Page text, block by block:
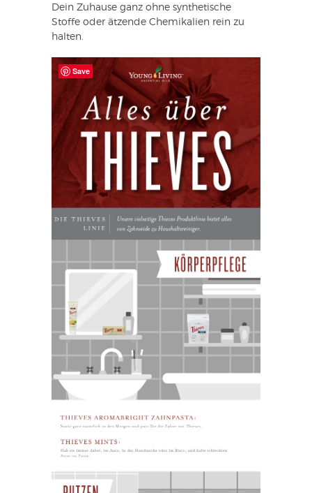
Dein Zuhause ganz ohne synthetische
Stoffe oder ätzende Chemikalien rein zu
halten.
Save